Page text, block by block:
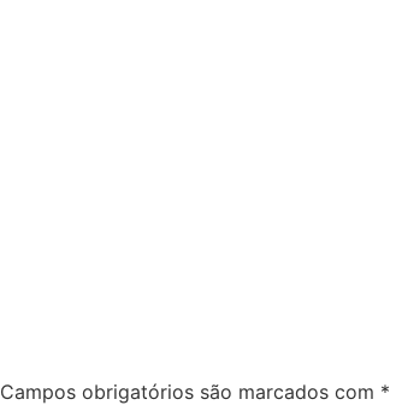
Campos obrigatórios são marcados com *